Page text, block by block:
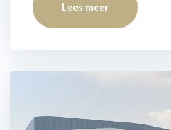
Lees meer